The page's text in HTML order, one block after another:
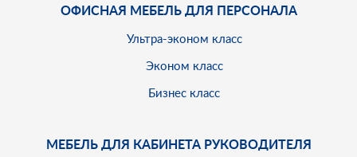
ОФИСНАЯ МЕБЕЛЬ ДЛЯ ПЕРСОНАЛА
Ультра-эконом класс
Эконом класс
Бизнес класс
МЕБЕЛЬ ДЛЯ КАБИНЕТА РУКОВОДИТЕЛЯ